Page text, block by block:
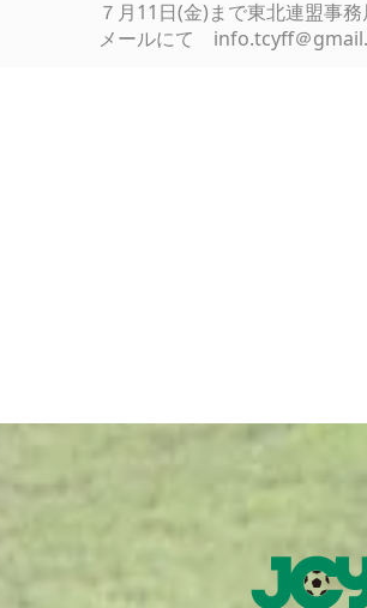
７月11日(金)まで東北連盟事
メールにて info.tcyff＠